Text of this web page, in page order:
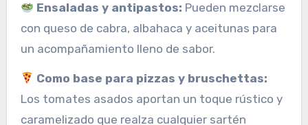
Ensaladas y antipastos: Pueden mezclarse
con queso de cabra, albahaca y aceitunas para
un acompañamiento lleno de sabor.
Como base para pizzas y bruschettas:
Los tomates asados ​​aportan un toque rústico y
caramelizado que realza cualquier sartén